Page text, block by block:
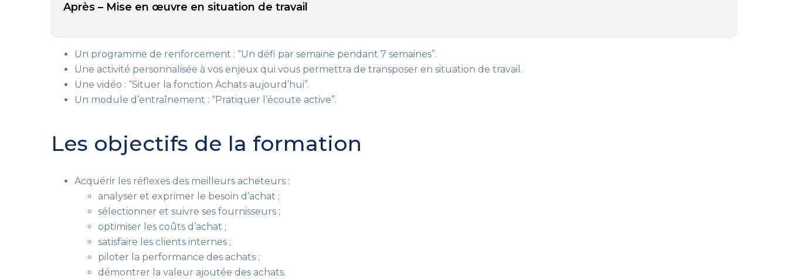
Après – Mise en œuvre en situation de travail
Un programme de renforcement : “Un défi par semaine pendant 7 semaines”.
Une activité personnalisée à vos enjeux qui vous permettra de transposer en situation de travail.
Une vidéo : “Situer la fonction Achats aujourd’hui”.
Un module d’entraînement : “Pratiquer l’écoute active”.
Les objectifs de la formation
Acquérir les réflexes des meilleurs acheteurs :
analyser et exprimer le besoin d’achat ;
sélectionner et suivre ses fournisseurs ;
optimiser les coûts d’achat ;
satisfaire les clients internes ;
piloter la performance des achats ;
démontrer la valeur ajoutée des achats.